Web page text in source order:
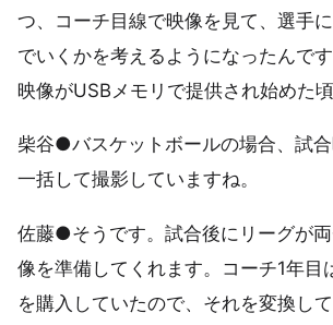
つ、コーチ目線で映像を見て、選手
でいくかを考えるようになったんで
映像がUSBメモリで提供され始めた頃
柴谷●バスケットボールの場合、試
一括して撮影していますね。
佐藤●そうです。試合後にリーグが
像を準備してくれます。コーチ1年目
を購入していたので、それを変換し